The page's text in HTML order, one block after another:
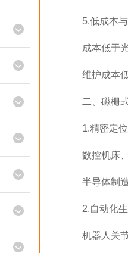
5.低成本与
成本低于光
维护成本低
二、磁栅式
1.精密定位
数控机床、
半导体制造
2.自动化生
机器人关节